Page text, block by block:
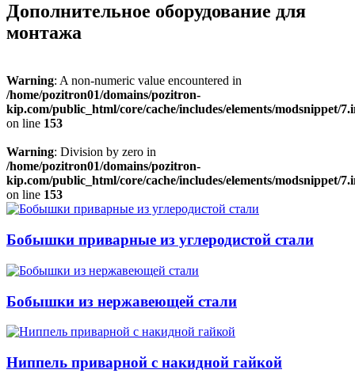
Дополнительное оборудование для
монтажа
Warning: A non-numeric value encountered in
/home/pozitron01/domains/pozitron-
kip.com/public_html/core/cache/includes/elements/modsnippet/
on line 153
Warning: Division by zero in
/home/pozitron01/domains/pozitron-
kip.com/public_html/core/cache/includes/elements/modsnippet/
on line 153
Бобышки приварные из углеродистой стали
Бобышки из нержавеющей стали
Ниппель при­вар­ной с накидной гайкой